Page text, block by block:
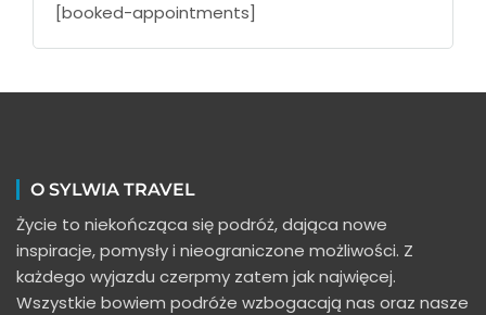
[booked-appointments]
O SYLWIA TRAVEL
Życie to niekończąca się podróż, dająca nowe
inspiracje, pomysły i nieograniczone możliwości. Z
każdego wyjazdu czerpmy zatem jak najwięcej.
Wszystkie bowiem podróże wzbogacają nas oraz nasze